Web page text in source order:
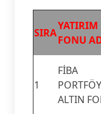
SIRA
YATIRIM
FONU
1
FİBA
PORTFÖY
ALTIN